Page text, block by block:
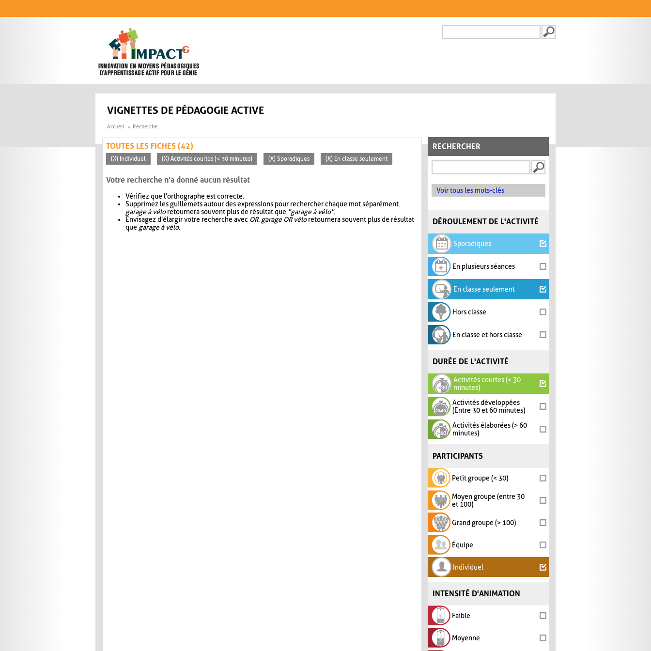
FORMULAIRE DE
VIGNETTES DE PÉDAGOGIE ACTIVE
Accueil Recherche
RECHERCHER
Voir tous les mots-clés
DÉROULEMENT DE L'ACTIVITÉ
Sporadiques
En plusieurs séances
En classe seulement
Hors classe
En classe et hors classe
DURÉE DE L'ACTIVITÉ
Activités courtes (< 30
minutes)
Activités développées
(Entre 30 et 60 minutes)
Activités élaborées (> 60
minutes)
PARTICIPANTS
Petit groupe (< 30)
Moyen groupe (entre 30
et 100)
Grand groupe (> 100)
Équipe
Individuel
INTENSITÉ D'ANIMATION
Faible
Moyenne
TOUTES LES FICHES (42)
(X) Individuel (X) Activités courtes (< 30 minutes) (X) Sporadiques (X) En classe seulement
Votre recherche n'a donné aucun résultat
Vérifiez que l'orthographe est correcte.
Supprimez les guillemets autour des expressions pour rechercher chaque mot séparément.
garage à véloretournera souvent plus de résultat que "garage à vélo".
Envisagez d'élargir votre recherche avec OR. garage OR véloretournera souvent plus de résultat
que garage à vélo.